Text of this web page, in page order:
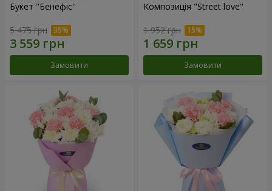
Букет "Бенефіс"
5 475 грн
Замовити
Композиція "Street love"
1 952 грн
Замовити